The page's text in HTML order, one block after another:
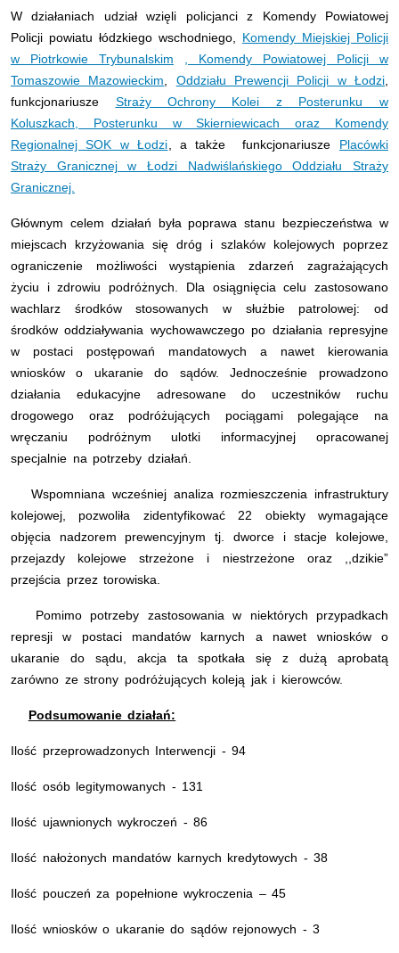
W działaniach udział wzięli policjanci z Komendy Powiatowej
Policji powiatu łódzkiego wschodniego, Komendy Miejskiej Policji
w Piotrkowie Trybunalskim
, Komendy Powiatowej Policji w
Tomaszowie Mazowieckim
Oddziału Prewencji Policji w Łodzi
funkcjonariusze Straży Ochrony Kolei z Posterunku w
Koluszkach, Posterunku w Skierniewicach oraz Komendy
Regionalnej SOK w Łodzi , a także funkcjonariusze Placówki
Straży Granicznej w Łodzi Nadwiślańskiego Oddziału Straży
Granicznej.
Głównym celem działań była poprawa stanu bezpieczeństwa w
miejscach krzyżowania się dróg i szlaków kolejowych poprzez
ograniczenie możliwości wystąpienia zdarzeń zagrażających
życiu i zdrowiu podróżnych. Dla osiągnięcia celu zastosowano
wachlarz środków stosowanych w służbie patrolowej: od
środków oddziaływania wychowawczego po działania represyjne
w postaci postępowań mandatowych a nawet kierowania
wniosków o ukaranie do sądów. Jednocześnie prowadzono
działania edukacyjne adresowane do uczestników ruchu
drogowego oraz podróżujących pociągami polegające na
wręczaniu podróżnym ulotki informacyjnej opracowanej
specjalnie na potrzeby działań.
Wspomniana wcześniej analiza rozmieszczenia infrastruktury
kolejowej, pozwoliła zidentyfikować 22 obiekty wymagające
objęcia nadzorem prewencyjnym tj. dworce i stacje kolejowe,
przejazdy kolejowe strzeżone i niestrzeżone oraz ,,dzikie”
przejścia przez torowiska.
Pomimo potrzeby zastosowania w niektórych przypadkach
represji w postaci mandatów karnych a nawet wniosków o
ukaranie do sądu, akcja ta spotkała się z dużą aprobatą
zarówno ze strony podróżujących koleją jak i kierowców.
Podsumowanie działań:
Ilość przeprowadzonych Interwencji - 94
Ilość osób legitymowanych - 131
Ilość ujawnionych wykroczeń - 86
Ilość nałożonych mandatów karnych kredytowych - 38
Ilość pouczeń za popełnione wykroczenia – 45
Ilość wniosków o ukaranie do sądów rejonowych - 3